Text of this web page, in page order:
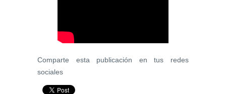
Comparte esta publicación en tus redes
sociales